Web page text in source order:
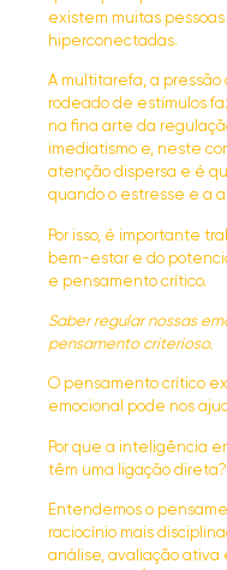
existem muitas
hiperconectadas.
A multitarefa, a
rodeado de estímulos
na fina arte da
imediatismo e, neste
atenção dispersa e é
quando o estresse e a
Por isso, é importante
bem-estar e do
e pensamento crítico.
Saber regular nossas
pensamento criterioso.
O pensamento crítico
emocional pode nos
Por que a inteligência
têm uma ligação direta?
Entendemos o
raciocínio mais
análise, avaliação ativa